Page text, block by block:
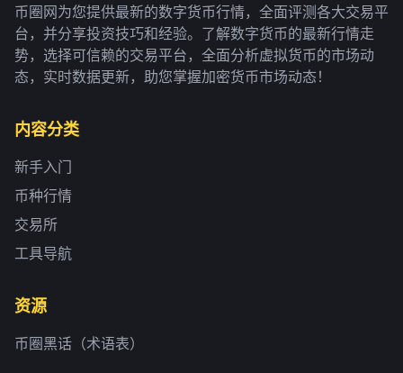
币圈网为您提供最新的数字货币行情，全面评测各大交易平
台，并分享投资技巧和经验。了解数字货币的最新行情走
势，选择可信赖的交易平台，全面分析虚拟货币的市场动
态，实时数据更新，助您掌握加密货币市场动态！
内容分类
新手入门
币种行情
交易所
工具导航
资源
币圈黑话（术语表）